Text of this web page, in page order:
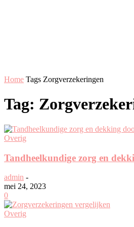
Home Tags Zorgverzekeringen
Tag:
Overig
Tandheelkundige zorg en
admin -
mei 24, 2023
0
Overig